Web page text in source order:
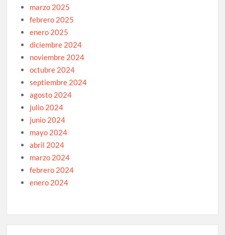
marzo 2025
febrero 2025
enero 2025
diciembre 2024
noviembre 2024
octubre 2024
septiembre 2024
agosto 2024
julio 2024
junio 2024
mayo 2024
abril 2024
marzo 2024
febrero 2024
enero 2024